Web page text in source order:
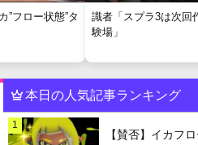
”フロー状態”タ
識者「スプラ3は次回
験場」
本日の人気記事ランキング
1
【賛否】イカフ